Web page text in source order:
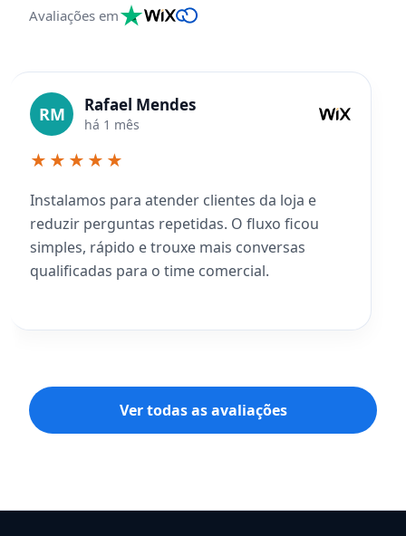
Avaliações em
RM Rafael Mendes
há 1 mês
★★★★★
Instalamos para atender clientes da loja e
reduzir perguntas repetidas. O fluxo ficou
simples, rápido e trouxe mais conversas
qualificadas para o time comercial.
Ver todas as avaliações